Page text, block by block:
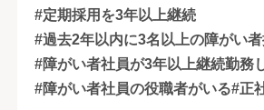
#定期採用を3年以上継続
#過去2年以内に3名以上の障がい
#障がい者社員が3年以上継続勤務
#障がい者社員の役職者がいる#正